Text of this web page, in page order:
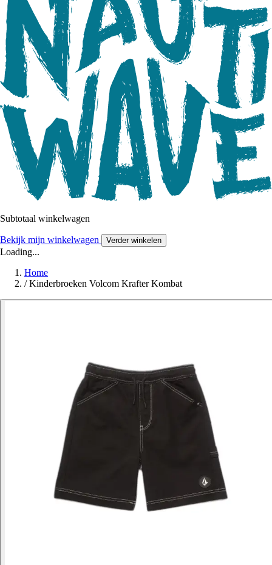
Subtotaal winkelwagen
Bekijk mijn winkelwagen Verder winkelen
Loading...
Home
/ Kinderbroeken Volcom Krafter Kombat